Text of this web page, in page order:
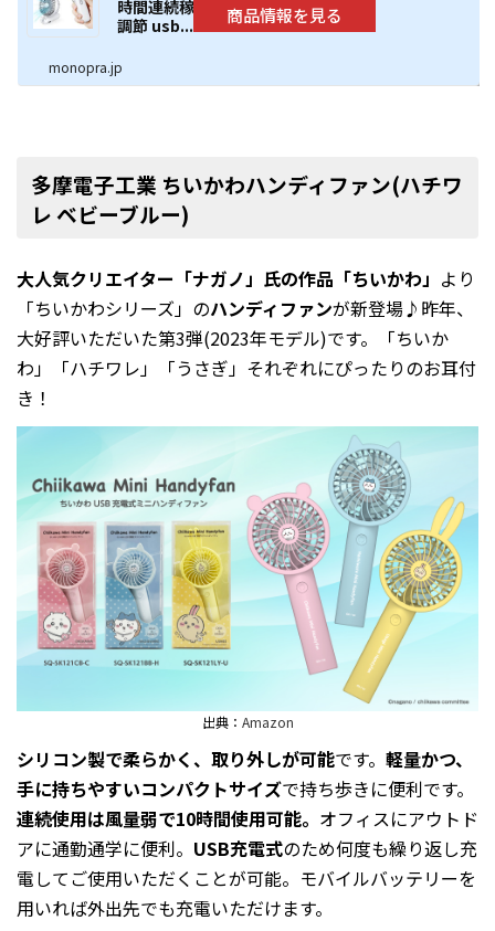
時間連続稼働 20dB静音 風量3段階
調節 usb...
monopra.jp
多摩電子工業 ちいかわハンディファン(ハチワ
レ ベビーブルー)
大人気クリエイター「ナガノ」氏の作品「ちいかわ」 より
「ちいかわシリーズ」のハンディファンが新登場♪昨年、
大好評いただいた第3弾(2023年モデル)です。「ちいか
わ」「ハチワレ」「うさぎ」それぞれにぴったりのお耳付
き！
出典： Amazon
シリコン製で柔らかく、取り外しが可能です。 軽量かつ、
手に持ちやすいコンパクトサイズで持ち歩きに便利です。
連続使用は風量弱で10時間使用可能。 オフィスにアウトド
アに通勤通学に便利。 USB充電式のため何度も繰り返し充
電してご使用いただくことが可能。モバイルバッテリーを
用いれば外出先でも充電いただけます。